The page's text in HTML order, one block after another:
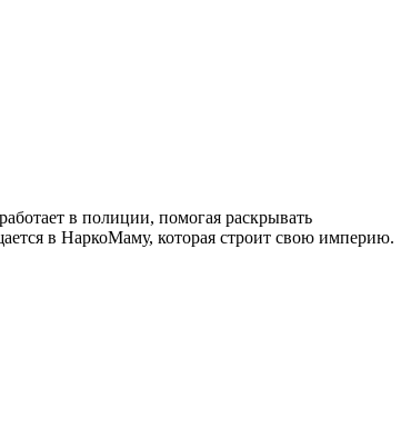
в полиции, помогая раскрывать
в НаркоМаму, которая строит свою империю.